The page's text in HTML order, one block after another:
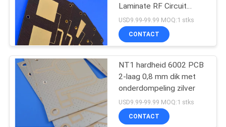
Laminate RF Circuit
Board
USD9.99-99.99 MOQ:1 stks
CONTACT
NT1 hardheid 6002 PCB
2-laag 0,8 mm dik met
onderdompeling zilver
USD9.99-99.99 MOQ:1 stks
CONTACT